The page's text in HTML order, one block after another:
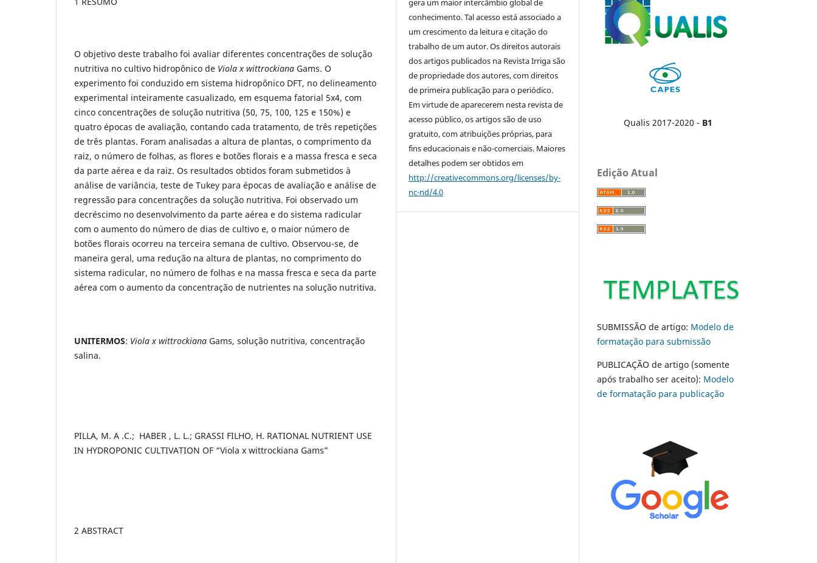
O objetivo deste trabalho foi avaliar diferentes concentrações de solução
nutritiva no cultivo hidropônico de Viola x wittrockiana Gams. O
experimento foi conduzido em sistema hidropônico DFT, no delineamento
experimental inteiramente casualizado, em esquema fatorial 5x4, com
cinco concentrações de solução nutritiva (50, 75, 100, 125 e 150%) e
quatro épocas de avaliação, contando cada tratamento, de três repetições
de três plantas. Foram analisadas a altura de plantas, o comprimento da
raiz, o número de folhas, as flores e botões florais e a massa fresca e seca
da parte aérea e da raiz. Os resultados obtidos foram submetidos à
análise de variância, teste de Tukey para épocas de avaliação e análise de
regressão para concentrações da solução nutritiva. Foi observado um
decréscimo no desenvolvimento da parte aérea e do sistema radicular
com o aumento do número de dias de cultivo e, o maior número de
botões florais ocorreu na terceira semana de cultivo. Observou-se, de
maneira geral, uma redução na altura de plantas, no comprimento do
sistema radicular, no número de folhas e na massa fresca e seca da parte
aérea com o aumento da concentração de nutrientes na solução nutritiva.
UNITERMOS: Viola x wittrockiana Gams, solução nutritiva, concentração
salina.
PILLA, M. A .C.; HABER , L. L.; GRASSI FILHO, H. RATIONAL NUTRIENT USE
IN HYDROPONIC CULTIVATION OF “Viola x wittrockiana Gams”
2 ABSTRACT
conhecimento. Tal acesso está associado a
um crescimento da leitura e citação do
trabalho de um autor. Os direitos autorais
dos artigos publicados na Revista Irriga são
de propriedade dos autores, com direitos
de primeira publicação para o periódico.
Em virtude de aparecerem nesta revista de
acesso público, os artigos são de uso
gratuito, com atribuições próprias, para
fins educacionais e não-comerciais. Maiores
detalhes podem ser obtidos em
http://creativecommons.org/licenses/by-
nc-nd/4.0
Qualis 2017-2020 - B1
Edição Atual
SUBMISSÃO de artigo: Modelo de
formatação para submissão
PUBLICAÇÃO de artigo (somente
após trabalho ser aceito): Modelo
de formatação para publicação